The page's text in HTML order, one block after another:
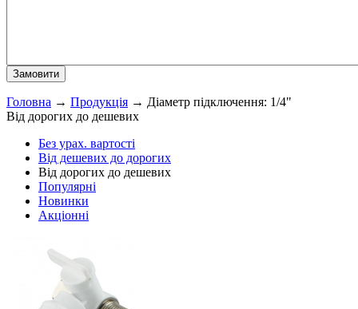
Головна → Продукція → Діаметр підключення: 1/4"
Від дорогих до дешевих
Без урах. вартості
Від дешевих до дорогих
Від дорогих до дешевих
Популярні
Новинки
Акціонні